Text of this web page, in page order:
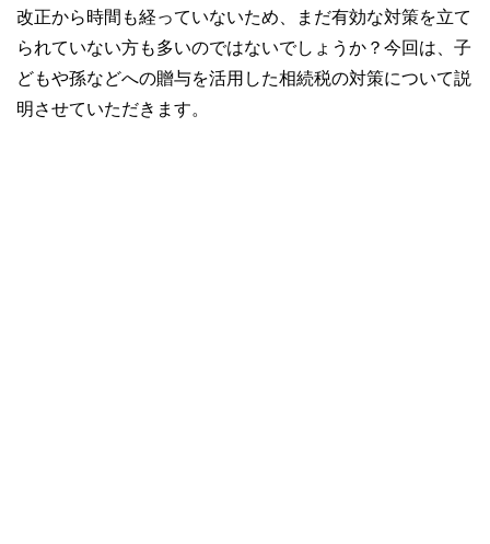
改正から時間も経っていないため、まだ有効な対策を立て
られていない方も多いのではないでしょうか？今回は、子
どもや孫などへの贈与を活用した相続税の対策について説
明させていただきます。